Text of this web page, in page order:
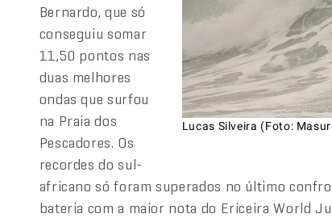
Lucas Silveira (Foto:
Bernardo, que só
conseguiu somar
11,50 pontos nas
duas melhores
ondas que surfou
na Praia dos
Pescadores. Os
recordes do sul-
africano só foram superados no último
bateria com a maior nota do Ericeira World